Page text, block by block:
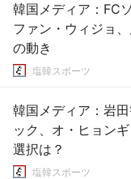
韓国メディア：FC
ファン・ウィジョ
の動き
塩韓スポーツ
韓国メディア：岩
ック、オ・ヒョン
選択は？
塩韓スポーツ